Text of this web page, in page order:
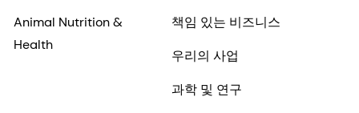
Animal Nutrition &
Health
책임 있는 비즈니스
우리의 사업
과학 및 연구